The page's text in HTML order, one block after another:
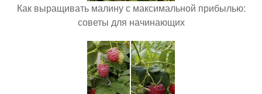
Как выращивать малину с максимальной прибылью:
советы для начинающих